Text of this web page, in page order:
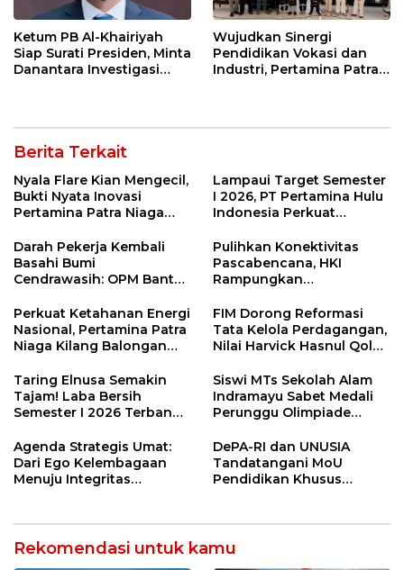
Ketum PB Al-Khairiyah
Siap Surati Presiden, Minta
Danantara Investigasi
Wujudkan Sinergi
Pendidikan Vokasi dan
Industri, Pertamina Patra
Bandung
Berita Terkait
Nyala Flare Kian Mengecil,
Bukti Nyata Inovasi
Pertamina Patra Niaga
Net Zero Emission 2060
Lampaui Target Semester
I 2026, PT Pertamina Hulu
Indonesia Perkuat
Nasional Lewat Inovasi &
Keselamatan Kerja
Darah Pekerja Kembali
Basahi Bumi
Cendrawasih: OPM Bantai
di Tolikara!
Pulihkan Konektivitas
Pascabencana, HKI
Rampungkan
Lembah Anai dan Malalak
Perkuat Ketahanan Energi
Nasional, Pertamina Patra
Niaga Kilang Balongan
Jetty Propylene
FIM Dorong Reformasi
Tata Kelola Perdagangan,
Nilai Harvick Hasnul Qolbi
Riil
Taring Elnusa Semakin
Tajam! Laba Bersih
Semester I 2026 Terbang
Jitu
Siswi MTs Sekolah Alam
Indramayu Sabet Medali
Perunggu Olimpiade
Nasional 2026
Agenda Strategis Umat:
Dari Ego Kelembagaan
Menuju Integritas
DePA-RI dan UNUSIA
Tandatangani MoU
Pendidikan Khusus
Rekomendasi untuk kamu